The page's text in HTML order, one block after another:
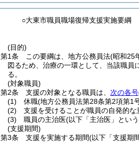
○大東市職員職場復帰支援実施要綱
(目的)
第1条
この要綱は、地方公務員法(昭和25
図るため、治療の一環として、当該職員
る。
(対象職員)
第2条
支援の対象となる職員は、 次の各号
(1)
休職(地方公務員法第28条第2項第1
(2)
支援を受けることが職員の自発的な
(3)
職員の主治医(以下「主治医」とい
(支援期間)
第3条
支援を実施する期間(以下「支援期